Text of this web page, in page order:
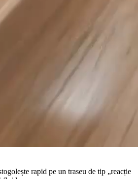
rapid pe un traseu de tip „reacție